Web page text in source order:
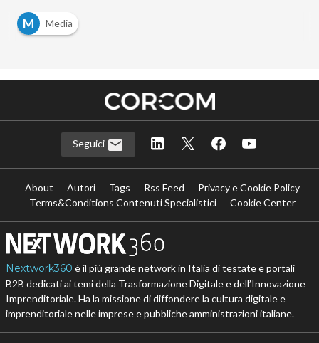
M
Media
Seguici
About Autori Tags Rss Feed
Privacy e Cookie Policy
Terms&Conditions Contenuti Specialistici
Cookie Center
Nextwork360 è il più grande network in Italia di testate e portali
B2B dedicati ai temi della Trasformazione Digitale e dell’Innovazione
Imprenditoriale. Ha la missione di diffondere la cultura digitale e
imprenditoriale nelle imprese e pubbliche amministrazioni italiane.